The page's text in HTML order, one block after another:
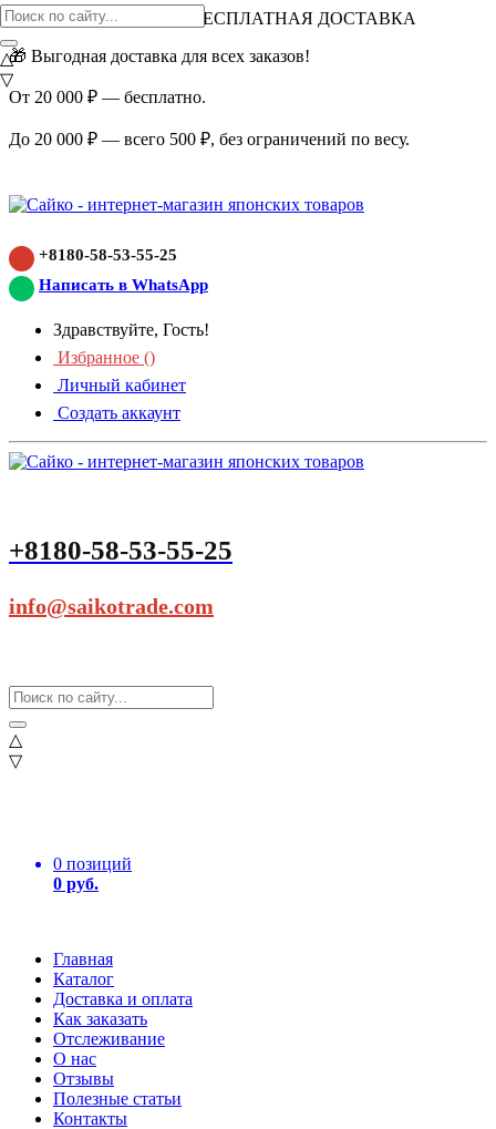
ВНИМАНИЕ АКЦИЯ!
БЕСПЛАТНАЯ ДОСТАВКА
🎁 Выгодная доставка для всех заказов!
От 20 000 ₽ — бесплатно.
До 20 000 ₽ — всего 500 ₽, без ограничений по весу.
+8180-58-53-55-25
Написать в WhatsApp
Здравствуйте, Гость!
Избранное ()
Личный кабинет
Создать аккаунт
+8180-58-53-55-25
info@saikotrade.com
△
▽
0 позиций
0 руб.
Главная
Каталог
Доставка и оплата
Как заказать
Отслеживание
О нас
Отзывы
Полезные статьи
Контакты
△
▽